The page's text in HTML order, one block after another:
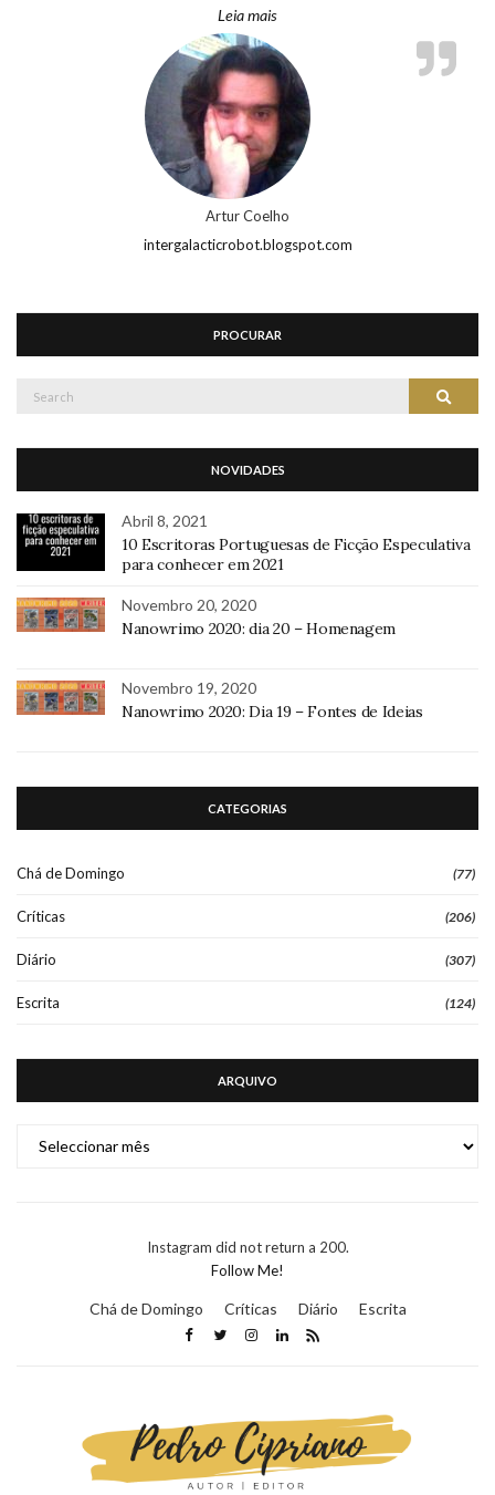
Leia mais“Artur Coelho”
Artur Coelho
intergalacticrobot.blogspot.com
PROCURAR
Search
NOVIDADES
Abril 8, 2021
10 Escritoras Portuguesas de Ficção Especulativa
para conhecer em 2021
Novembro 20, 2020
Nanowrimo 2020: dia 20 – Homenagem
Novembro 19, 2020
Nanowrimo 2020: Dia 19 – Fontes de Ideias
CATEGORIAS
Chá de Domingo (77)
Críticas (206)
Diário (307)
Escrita (124)
ARQUIVO
Instagram did not return a 200.
Follow Me!
Chá de Domingo Críticas Diário Escrita